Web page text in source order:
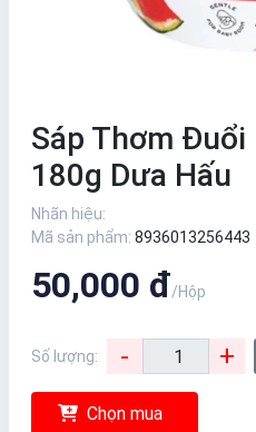
Sáp Thơm Đuổi
180g Dưa Hấu
Nhãn hiệu:
Mã sản phẩm: 8936013256443
50,000 đ/Hộp
Số lượng: - +
Chọn mua